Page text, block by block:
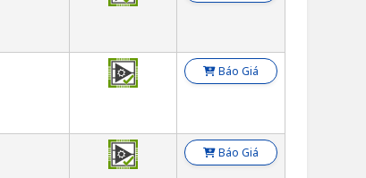
Báo Giá
Báo Giá